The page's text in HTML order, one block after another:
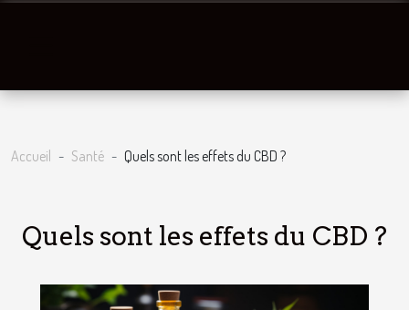
Accueil Santé Quels sont les effets du CBD ?
Quels sont les effets du CBD ?